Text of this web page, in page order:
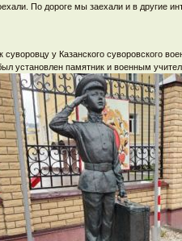
По дороге мы заехали и в другие
суворовцу у Казанского суворовского
установлен памятник и военным